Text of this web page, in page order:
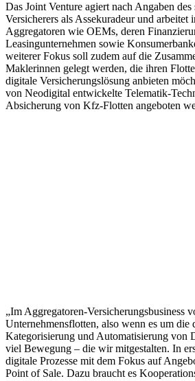
Das Joint Venture agiert nach Angaben des
Versicherers als Assekuradeur und arbeitet
Aggregatoren wie OEMs, deren
Leasingunternehmen sowie
weiterer Fokus soll zudem auf die
Maklerinnen gelegt werden, die ihren
digitale Versicherungslösung anbieten
von Neodigital entwickelte Telematik-
Absicherung von Kfz-Flotten angeboten
„Im Aggregatoren-Versicherungsbusiness
Unternehmensflotten, also wenn es um die
Kategorisierung und Automatisierung von
viel Bewegung – die wir mitgestalten. In
digitale Prozesse mit dem Fokus auf
Point of Sale. Dazu braucht es